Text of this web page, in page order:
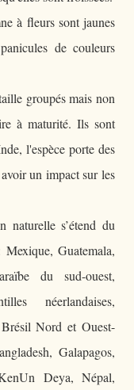
à fleurs sont jaunes
de couleurs
groupés mais non
à maturité. Ils sont
l'espèce porte des
un impact sur les
naturelle s’étend du
Guatemala,
du sud-ouest,
néerlandaises,
Nord et Ouest-
Galapagos,
Deya, Népal,